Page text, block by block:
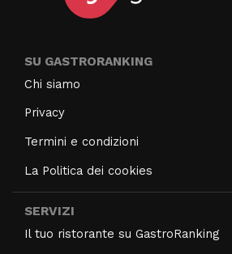
SU GASTRORANKING
Chi siamo
Privacy
Termini e condizioni
La Politica dei cookies
SERVIZI
Il tuo ristorante su GastroRanking